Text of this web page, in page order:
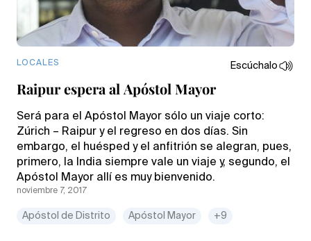
LOCALES Escúchalo
Raipur espera al Apóstol Mayor
Será para el Apóstol Mayor sólo un viaje corto:
Zúrich – Raipur y el regreso en dos días. Sin
embargo, el huésped y el anfitrión se alegran, pues,
primero, la India siempre vale un viaje y, segundo, el
Apóstol Mayor allí es muy bienvenido.
noviembre 7, 2017
Apóstol de Distrito Apóstol Mayor +9